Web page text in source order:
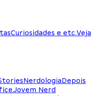
Curiosidades e etc.Veja
NerdologiaDepois
Jovem Nerd